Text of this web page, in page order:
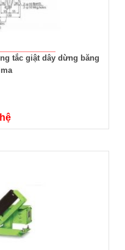
tắc giật dây dừng băng